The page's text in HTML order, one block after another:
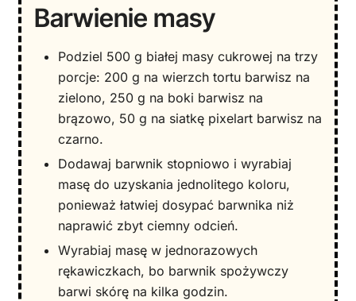
Barwienie masy
Podziel 500 g białej masy cukrowej na trzy
porcje: 200 g na wierzch tortu barwisz na
zielono, 250 g na boki barwisz na
brązowo, 50 g na siatkę pixelart barwisz na
czarno.
Dodawaj barwnik stopniowo i wyrabiaj
masę do uzyskania jednolitego koloru,
ponieważ łatwiej dosypać barwnika niż
naprawić zbyt ciemny odcień.
Wyrabiaj masę w jednorazowych
rękawiczkach, bo barwnik spożywczy
barwi skórę na kilka godzin.